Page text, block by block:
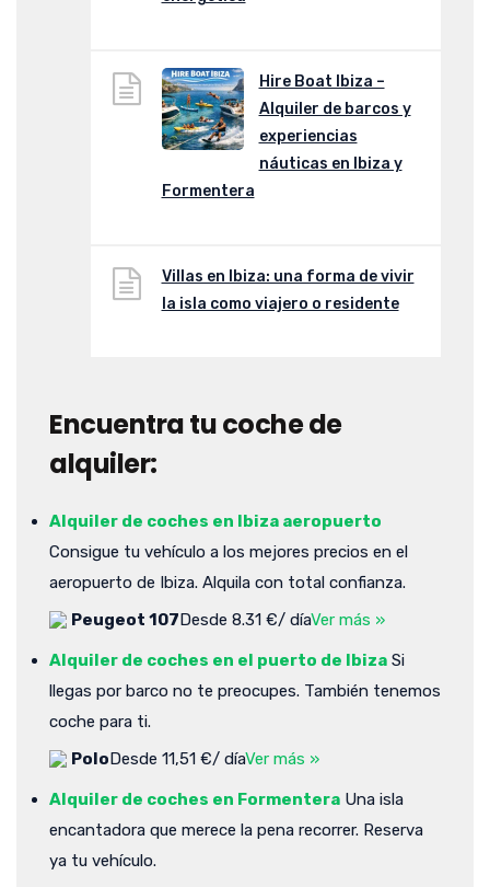
Hire Boat Ibiza –
Alquiler de barcos y
experiencias
náuticas en Ibiza y
Formentera
Villas en Ibiza: una forma de vivir
la isla como viajero o residente
Encuentra tu coche de
alquiler:
Alquiler de coches en Ibiza aeropuerto
Consigue tu vehículo a los mejores precios en el
aeropuerto de Ibiza. Alquila con total confianza.
Peugeot 107 Desde 8.31 €/ díaVer más »
Alquiler de coches en el puerto de Ibiza Si
llegas por barco no te preocupes. También tenemos
coche para ti.
Polo Desde 11,51 €/ díaVer más »
Alquiler de coches en Formentera Una isla
encantadora que merece la pena recorrer. Reserva
ya tu vehículo.